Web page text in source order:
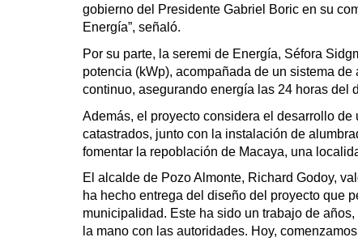
gobierno del Presidente Gabriel Boric en su
Energía”, señaló.
Por su parte, la seremi de Energía, Séfora
potencia (kWp), acompañada de un sistema
continuo, asegurando energía las 24 horas del
Además, el proyecto considera el desarrollo
catastrados, junto con la instalación de
fomentar la repoblación de Macaya, una
El alcalde de Pozo Almonte, Richard Godoy,
ha hecho entrega del diseño del proyecto que
municipalidad. Este ha sido un trabajo de
la mano con las autoridades. Hoy,